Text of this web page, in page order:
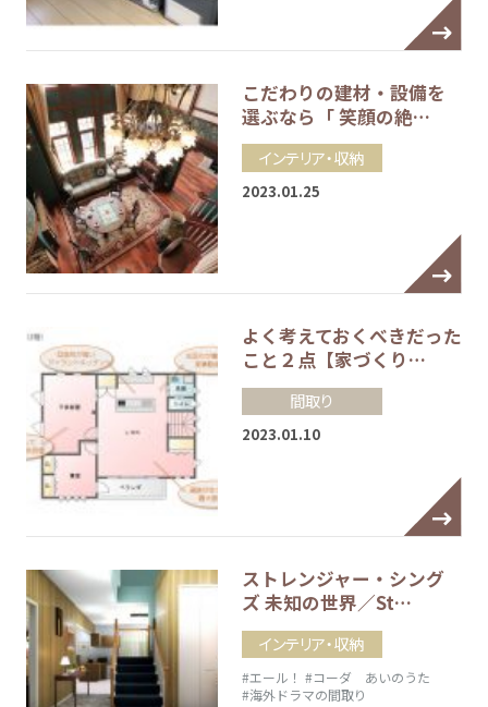
こだわりの建材・設備を
選ぶなら「 笑顔の絶…
インテリア・収納
2023.01.25
よく考えておくべきだった
こと２点【家づくり…
間取り
2023.01.10
ストレンジャー・シング
ズ 未知の世界／St…
インテリア・収納
#エール！ #コーダ あいのうた
#海外ドラマの間取り